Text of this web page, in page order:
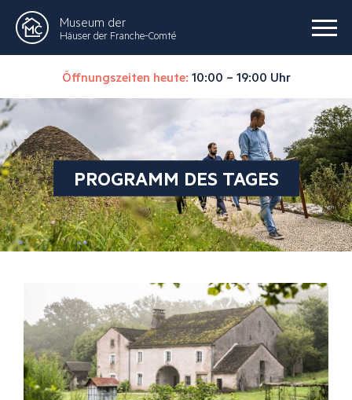
Museum der
Häuser der Franche-Comté
Öffnungszeiten heute: 10:00 – 19:00 Uhr
PROGRAMM DES TAGES